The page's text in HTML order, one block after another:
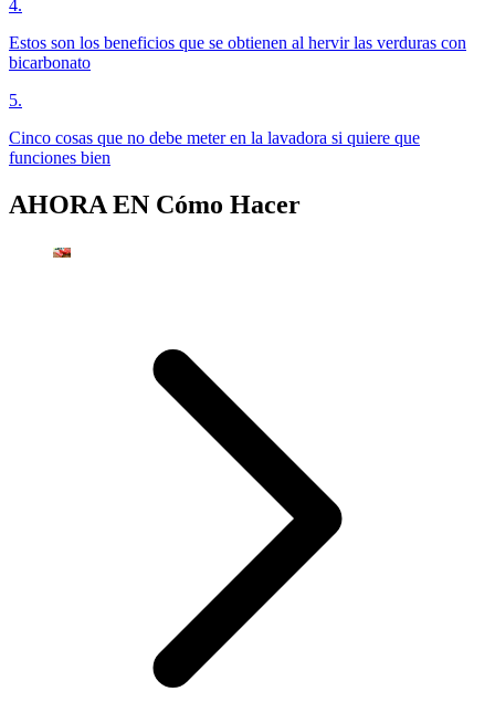
4.
Estos son los beneficios que se obtienen al hervir las verduras con
bicarbonato
5.
Cinco cosas que no debe meter en la lavadora si quiere que
funciones bien
AHORA EN Cómo Hacer